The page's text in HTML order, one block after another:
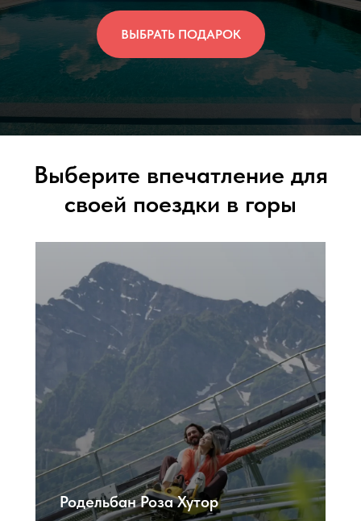
ВЫБРАТЬ ПОДАРОК
Выберите впечатление для
своей поездки в горы
Родельбан Роза Хутор